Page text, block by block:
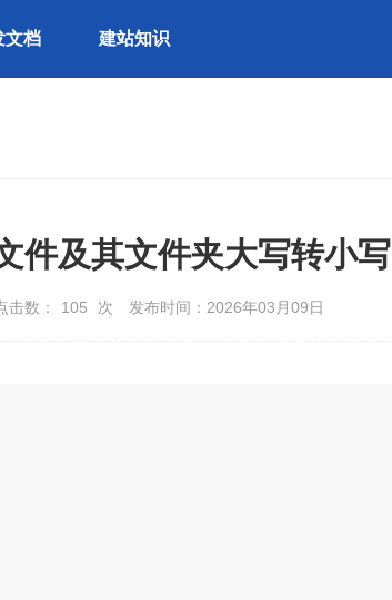
文档 建站知识
件及其文件夹大写转小写
击数： 105 次 发布时间：2026年03月09日